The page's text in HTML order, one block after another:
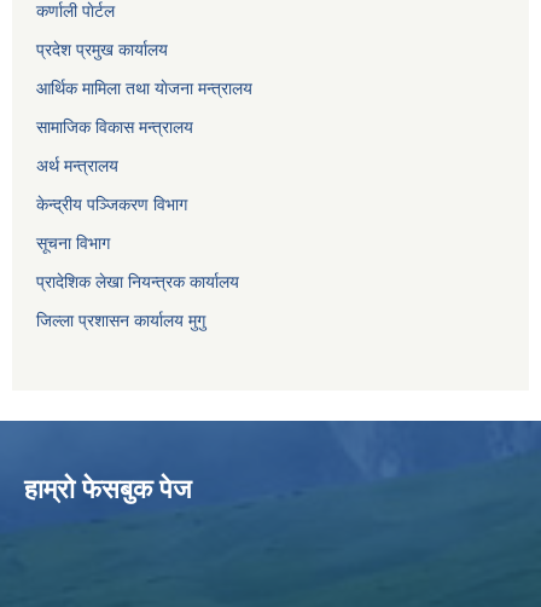
कर्णाली पाेर्टल
प्रदेश प्रमुख कार्यालय
आर्थिक मामिला तथा याेजना मन्त्रालय
सामाजिक विकास मन्त्रालय
अर्थ मन्त्रालय
केन्द्रीय पञ्जिकरण विभाग
सूचना विभाग
प्रादेशिक लेखा नियन्त्रक कार्यालय
जिल्ला प्रशासन कार्यालय मुगु
हाम्राे फेसबुक पेज